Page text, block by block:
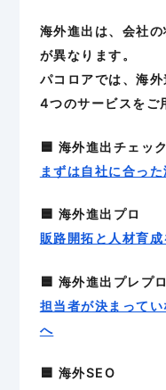
海外進出は、会社
が異なります。
パコロアでは、海
4つのサービスをご
🟦 海外進出チェック
まずは自社に合っ
🟦 海外進出プロ
販路開拓と人材育
🟦 海外進出プレプロ
担当者が決まって
へ
🟦 海外SEO